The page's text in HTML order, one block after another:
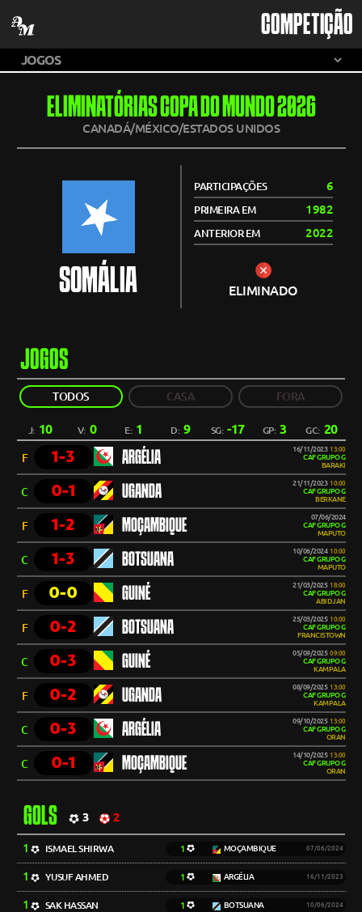
COMPETIÇÃO
ELIMINATÓRIAS COPA DO MUNDO 2026
CANADÁ/MÉXICO/ESTADOS UNIDOS
SOMÁLIA
PARTICIPAÇÕES 6
PRIMEIRA EM 1982
ANTERIOR EM 2022
ELIMINADO
JOGOS
TODOS CASA FORA
J: 10 V: 0 E: 1 D:9 SG: -17 GP: 3 GC: 20
F 1-3 ARGÉLIA 16/11/2023 13:00
CAF GRUPO G
BARAKI
C 0-1 UGANDA 21/11/2023 10:00
CAF GRUPO G
BERKANE
F 1-2 MOÇAMBIQUE
07/06/2024
CAF GRUPO G
MAPUTO
C 1-3 BOTSUANA 10/06/2024 10:00
CAF GRUPO G
MAPUTO
F 0-0 GUINÉ 21/03/2025 18:00
CAF GRUPO G
ABIDJAN
F 0-2 BOTSUANA 25/03/2025 10:00
CAF GRUPO G
FRANCISTOWN
C 0-3 GUINÉ 05/09/2025 09:00
CAF GRUPO G
KAMPALA
F 0-2 UGANDA 08/09/2025 13:00
CAF GRUPO G
KAMPALA
C 0-3 ARGÉLIA 09/10/2025 13:00
CAF GRUPO G
ORAN
C 0-1 MOÇAMBIQUE 14/10/2025 13:00
CAF GRUPO G
ORAN
GOLS 3 2
1 ISMAEL SHIRWA 1 MOÇAMBIQUE 07/06/2024
1 YUSUF AHMED 1 ARGÉLIA 16/11/2023
1 SAK HASSAN 1 BOTSUANA 10/06/2024